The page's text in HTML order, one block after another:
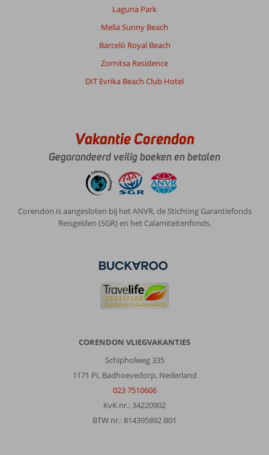
Laguna Park
Melia Sunny Beach
Barceló Royal Beach
Zornitsa Residence
DIT Evrika Beach Club Hotel
Vakantie Corendon
Gegarandeerd veilig boeken en betalen
Corendon is aangesloten bij het ANVR, de Stichting Garantiefonds
Reisgelden (SGR) en het Calamiteitenfonds.
CORENDON VLIEGVAKANTIES
Schipholweg 335
1171 PL Badhoevedorp, Nederland
023 7510606
KvK nr.: 34220902
BTW nr.: 814395892 B01